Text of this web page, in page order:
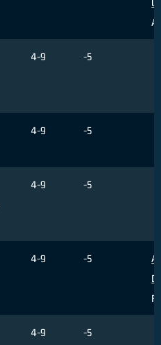
4-9 -5
4-9 -5
4-9 -5
4-9 -5
4-9 -5